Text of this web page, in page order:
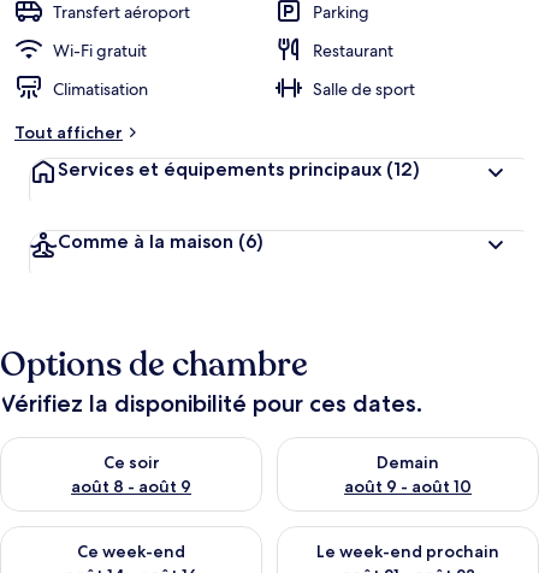
Transfert aéroport
Parking
Wi-Fi gratuit
Restaurant
Climatisation
Salle de sport
Tout afficher
Services et équipements principaux (12)
Comme à la maison (6)
Options de chambre
Vérifiez la disponibilité pour ces dates.
Ce soir
août 8 - août 9
Vérifier la disponibilité pour ce soir août 8 - août 9
Demain
août 9 - août 10
Vérifier la disponibilité pour
Ce week-end
Vérifier la disponibilité pour ce week-end août 14 - août 16
Le week-end prochain
Vérifier la disponibilité pour